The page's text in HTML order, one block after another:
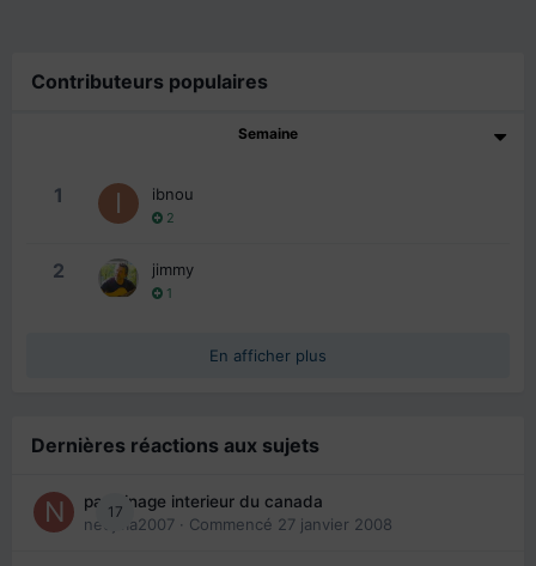
Contributeurs populaires
Semaine
1 ibnou
2
2 jimmy
1
En afficher plus
Dernières réactions aux sujets
17
parrainage interieur du canada
nedjma2007 · Commencé 27 janvier 2008